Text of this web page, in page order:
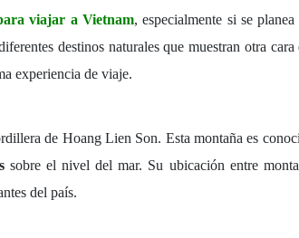
viajar a Vietnam, especialmente si se
destinos naturales que muestran otra
experiencia de viaje.
de Hoang Lien Son. Esta montaña es
sobre el nivel del mar. Su ubicación entre
del país.